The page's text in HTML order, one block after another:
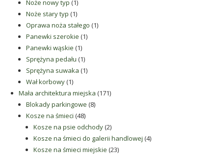
Noże nowy typ 11
produkt
Noże stary typ 11
produkt
Oprawa noża stałego 11
Panewki szerokie 11
Panewki wąskie 11
produkt
Sprężyna pedału 11
produkt
Sprężyna suwaka 11
Wał korbowy 11
produkt
Mała architektura miejska 171171
Blokady parkingowe 88
Kosze na śmieci 4848
produktów
Kosze na psie odchody 22
produkty
Kosze na śmieci do galerii handlowej 44
Kosze na śmieci miejskie 2323